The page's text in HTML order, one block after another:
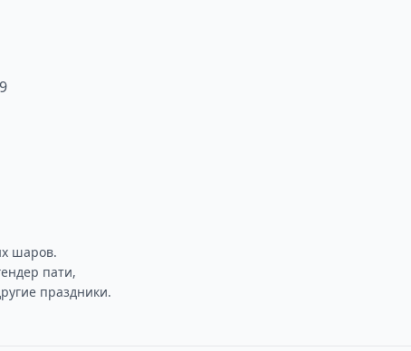
шаров.
пати,
праздники.